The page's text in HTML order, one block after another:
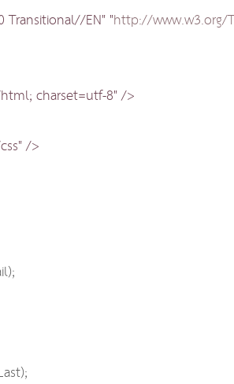
Transitional//EN" "http://www.w3.org/
charset=utf-8" />
/>